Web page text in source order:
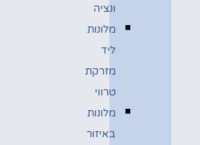
ונציה
מלונות
ליד
מזרקת
טרווי
מלונות
באיזור